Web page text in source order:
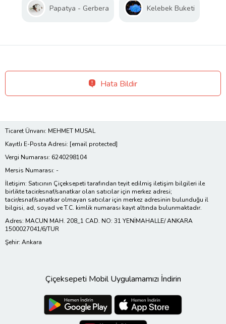
Papatya - Gerbera Kelebek Buketi
Hata Bildir
Ticaret Ünvanı: MEHMET MUSAL
Kayıtlı E-Posta Adresi: [email protected]
Vergi Numarası: 6240298104
Mersis Numarası: -
İletişim: Satıcının Çiçeksepeti tarafından teyit edilmiş iletişim bilgileri ile
birlikte tacir/esnaf/sanatkar olan satıcılar için merkez adresi;
tacir/esnaf/sanatkar olmayan satıcılar için merkez adresinin bulunduğu il
bilgisi, ad, soyad ve T.C. kimlik numarası kayıt altında bulunmaktadır.
Adres: MACUN MAH. 208_1 CAD. NO: 31 YENİMAHALLE/ ANKARA
1500027041/6/TUR
Şehir: Ankara
Çiçeksepeti Mobil Uygulamamızı İndirin